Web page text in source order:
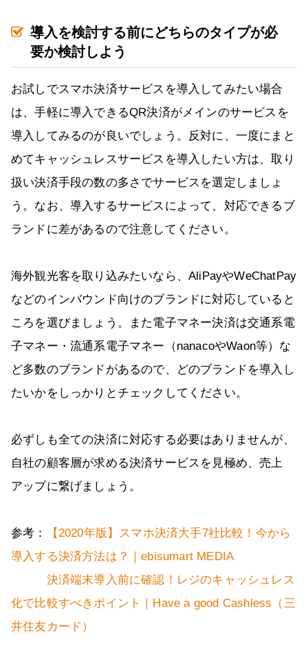
導入を検討する前にどちらのタイプが必
要か検討しよう
お試しでスマホ決済サービスを導入してみたい場合
は、手軽に導入できるQR決済がメインのサービスを
導入してみるのが良いでしょう。反対に、一度にまと
めてキャッシュレスサービスを導入したい方は、取り
扱い決済手段の数の多さでサービスを選定しましょ
う。なお、導入するサービスによって、対応できるブ
ランドに差があるので注意してください。
海外観光客を取り込みたいなら、AliPayやWeChatPay
などのインバウンド向けのブランドに対応していると
ころを選びましょう。また電子マネー決済は交通系電
子マネー・流通系電子マネー（nanacoやWaon等）な
ど多数のブランドがあるので、どのブランドを導入し
たいかをしっかりとチェックしてください。
必ずしも全ての決済に対応する必要はありませんが、
自社の顧客層が求める決済サービスを見極め、売上
アップに繋げましょう。
参考：
【2020年版】スマホ決済大手7社比較！今から
導入する決済方法は？｜ebisumart MEDIA
決済端末導入前に確認！レジのキャッシュレス
化で比較すべきポイント｜Have a good Cashless（三
井住友カード）